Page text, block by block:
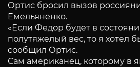
Ортис бросил вызов
Емельяненко.
«Если Федор будет в
полутяжелый вес, то я хотел
сообщил Ортис.
Сам американец, которому в